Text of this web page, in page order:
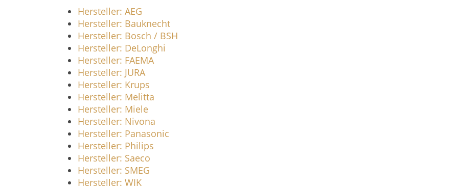
Hersteller: AEG
Hersteller: Bauknecht
Hersteller: Bosch / BSH
Hersteller: DeLonghi
Hersteller: FAEMA
Hersteller: JURA
Hersteller: Krups
Hersteller: Melitta
Hersteller: Miele
Hersteller: Nivona
Hersteller: Panasonic
Hersteller: Philips
Hersteller: Saeco
Hersteller: SMEG
Hersteller: WIK